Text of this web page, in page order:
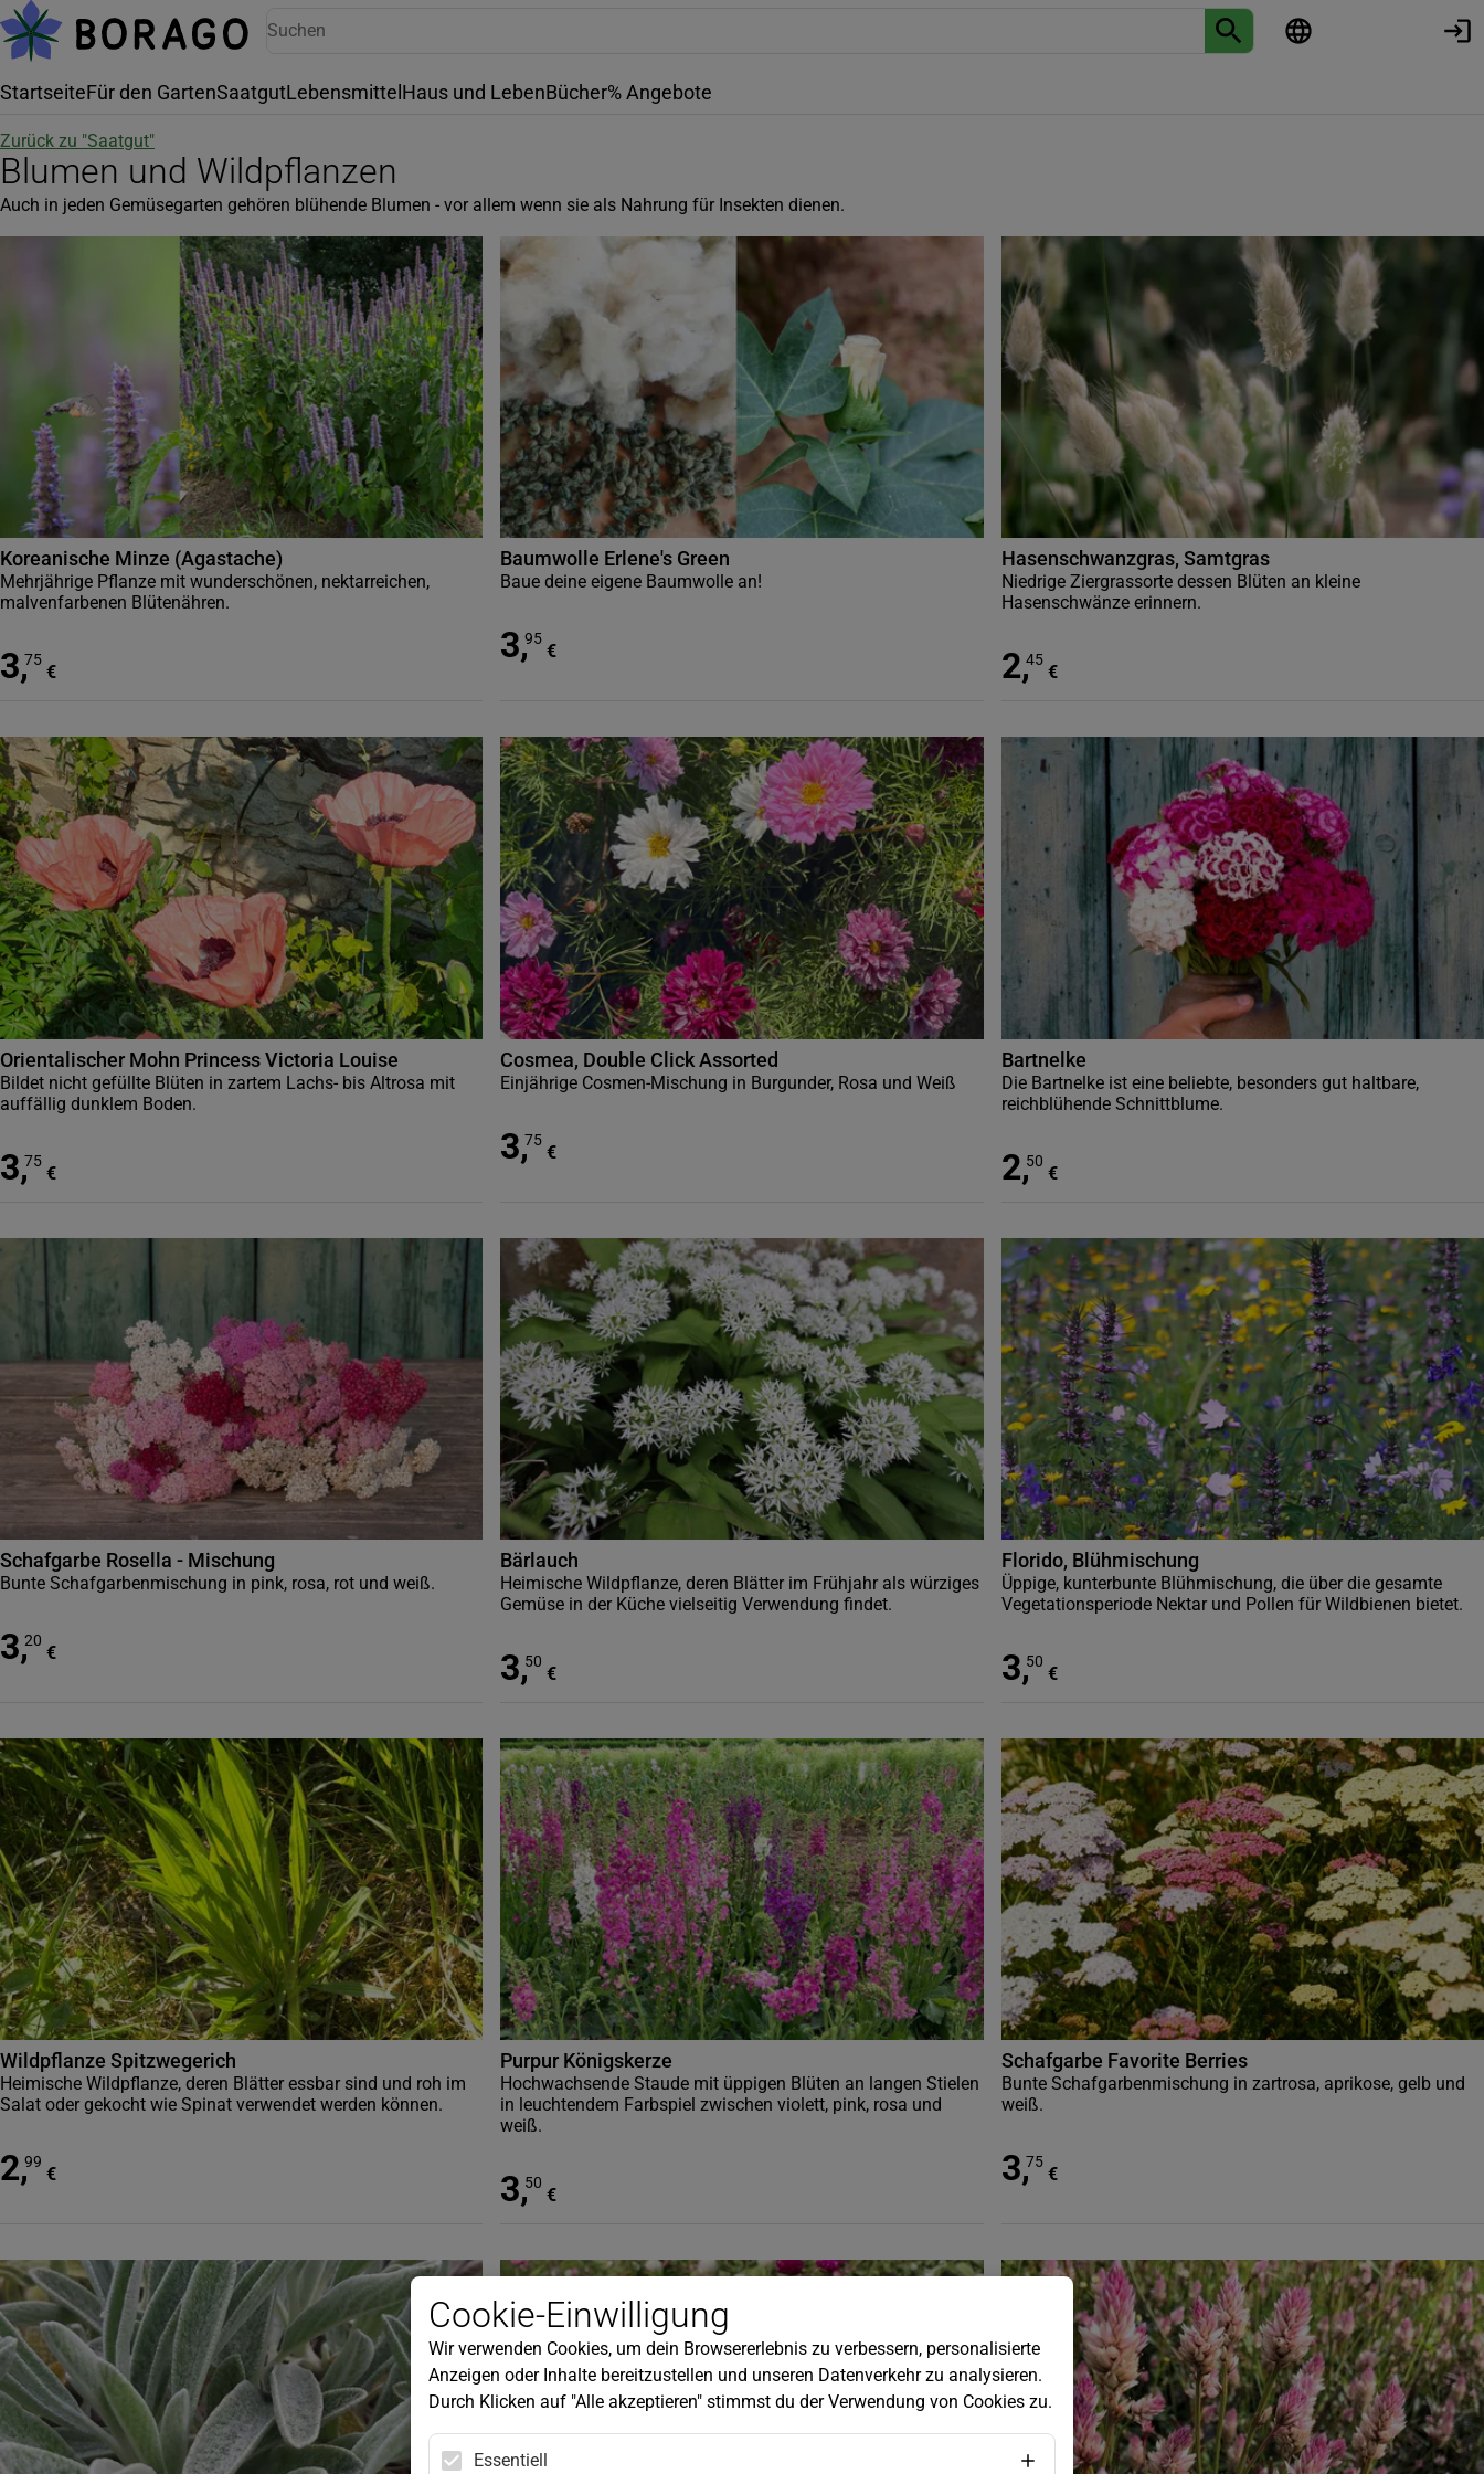
StartseiteFür den GartenSaatgutLebensmittel Haus und LebenBücher% Angebote
Zurück zu "Saatgut"
Blumen und Wildpflanzen
Auch in jeden Gemüsegarten gehören blühende Blumen - vor allem wenn sie als Nahrung für Insekten dienen.
Koreanische Minze (Agastache)
Mehrjährige Pflanze mit wunderschönen, nektarreichen,
malvenfarbenen Blütenähren.
3,75
€
Baumwolle Erlene's Green
Baue deine eigene Baumwolle an!
3,95
€
Hasenschwanzgras, Samtgras
Niedrige Ziergrassorte dessen Blüten an kleine
Hasenschwänze erinnern.
2,45
€
Orientalischer Mohn Princess Victoria Louise
Bildet nicht gefüllte Blüten in zartem Lachs- bis Altrosa mit
auffällig dunklem Boden.
3,75
€
Cosmea, Double Click Assorted
Einjährige Cosmen-Mischung in Burgunder, Rosa und Weiß
3,75
€
Bartnelke
Die Bartnelke ist eine beliebte, besonders gut haltbare,
reichblühende Schnittblume.
2,50
€
Schafgarbe Rosella - Mischung
Bunte Schafgarbenmischung in pink, rosa, rot und weiß.
3,20
€
Bärlauch
Heimische Wildpflanze, deren Blätter im Frühjahr als würziges
Gemüse in der Küche vielseitig Verwendung findet.
3,50
€
Florido, Blühmischung
Üppige, kunterbunte Blühmischung, die über die gesamte
Vegetationsperiode Nektar und Pollen für Wildbienen bietet.
3,50
€
Wildpflanze Spitzwegerich
Heimische Wildpflanze, deren Blätter essbar sind und roh im
Salat oder gekocht wie Spinat verwendet werden können.
2,99
€
Purpur Königskerze
Hochwachsende Staude mit üppigen Blüten an langen Stielen
in leuchtendem Farbspiel zwischen violett, pink, rosa und
weiß.
3,50
€
Schafgarbe Favorite Berries
Bunte Schafgarbenmischung in zartrosa, aprikose, gelb und
weiß.
3,75
€
Cookie-Einwilligung
Wir verwenden Cookies, um dein Browsererlebnis zu verbessern, personalisierte
Anzeigen oder Inhalte bereitzustellen und unseren Datenverkehr zu analysieren.
Durch Klicken auf "Alle akzeptieren" stimmst du der Verwendung von Cookies zu.
Essentiell